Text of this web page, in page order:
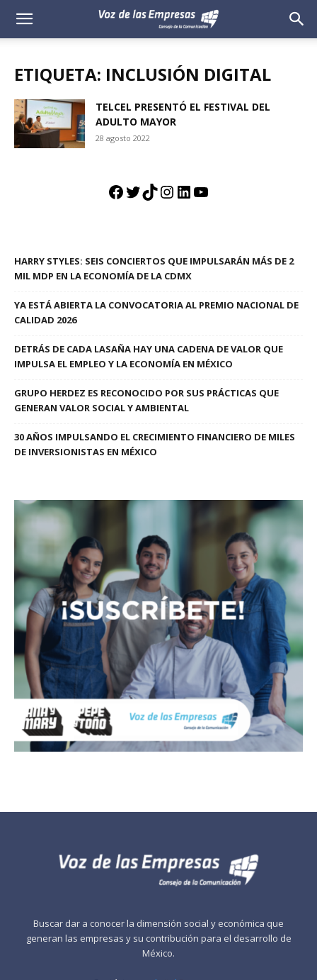
Voz
Empresas
ETIQUETA: INCLUSIÓN DIGITAL
TELCEL PRESENTÓ EL FESTIVAL DEL
ADULTO MAYOR
28 agosto 2022
Facebook
Twitter
TikTok
Instagram
LinkedIn
YouTube
HARRY STYLES: SEIS CONCIERTOS QUE IMPULSARÁN MÁS DE 2
MIL MDP EN LA ECONOMÍA DE LA CDMX
YA ESTÁ ABIERTA LA CONVOCATORIA AL PREMIO NACIONAL DE
CALIDAD 2026
DETRÁS DE CADA LASAÑA HAY UNA CADENA DE VALOR QUE
IMPULSA EL EMPLEO Y LA ECONOMÍA EN MÉXICO
GRUPO HERDEZ ES RECONOCIDO POR SUS PRÁCTICAS QUE
GENERAN VALOR SOCIAL Y AMBIENTAL
30 AÑOS IMPULSANDO EL CRECIMIENTO FINANCIERO DE MILES
DE INVERSIONISTAS EN MÉXICO
Buscar dar a conocer la dimensión social y económica que
generan las empresas y su contribución para el desarrollo de
México.